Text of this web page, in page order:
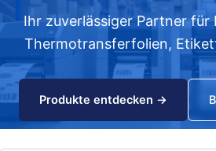
Ihr zuverlässiger Partner für
Thermotransferfolien,
Produkte entdecken →